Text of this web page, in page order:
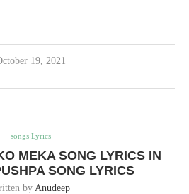
19, 2021
songs Lyrics
MEKA SONG LYRICS IN
SONG LYRICS
by Anudeep